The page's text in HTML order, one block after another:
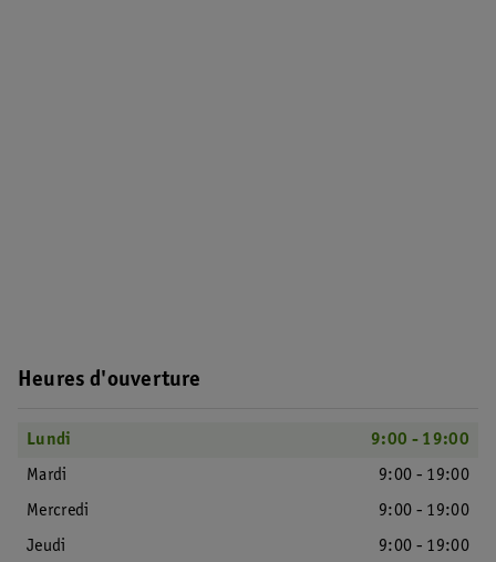
Heures d'ouverture
Lundi
9:00 - 19:00
Mardi
9:00 - 19:00
Mercredi
9:00 - 19:00
Jeudi
9:00 - 19:00